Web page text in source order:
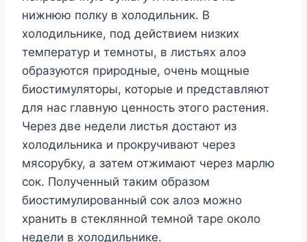
нижнюю полку в холодильник. В
холодильнике, под действием низких
температур и темноты, в листьях алоэ
образуются природные, очень мощные
биостимуляторы, которые и представляют
для нас главную ценность этого растения.
Через две недели листья достают из
холодильника и прокручивают через
мясорубку, а затем отжимают через марлю
сок. Полученный таким образом
биостимулированный сок алоэ можно
хранить в стеклянной темной таре около
недели в холодильнике.